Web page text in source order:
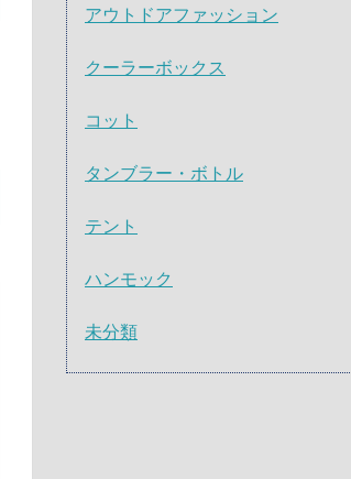
アウトドアファッション
クーラーボックス
コット
タンブラー・ボトル
テント
ハンモック
未分類